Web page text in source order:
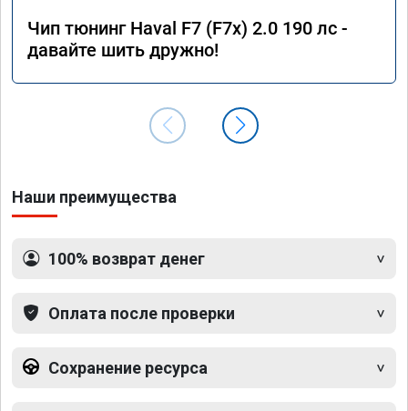
Чип тюнинг Haval F7 (F7x) 2.0 190 лс -
давайте шить дружно!
Наши преимущества
100% возврат денег
Оплата после проверки
Сохранение ресурса